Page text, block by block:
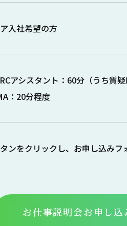
入社希望の方
アシスタント：60分（うち質疑
：20分程度
ンをクリックし、お申し込み
お仕事説明会お申し込